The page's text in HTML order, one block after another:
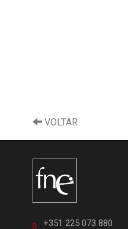
VOLTAR
+351 225 073 880